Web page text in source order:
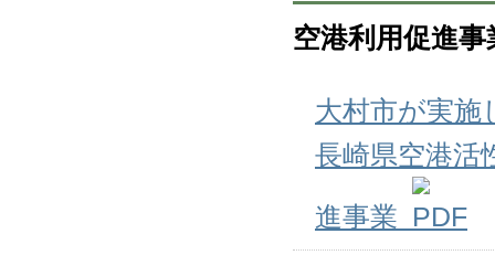
空港利用促進事
大村市が実
長崎県空港活
進事業